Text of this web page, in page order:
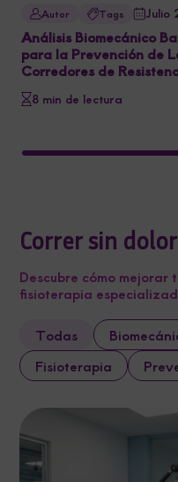
Autor Tags Julio
Análisis Biomecánico
para la Prevención de
Corredores de
8 min de lectura
Correr sin dolor
Descubre cómo mejorar
fisioterapia
Todas
Fisioterapia